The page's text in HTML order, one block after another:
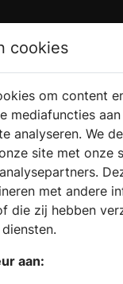
VINDEN
cookies
om content
mediafuncties
analyseren. We
site met onze
met andere
die zij hebben
aan: